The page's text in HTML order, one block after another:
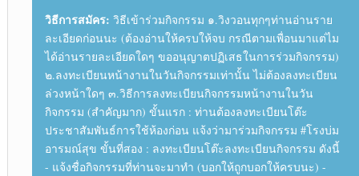
วิธีการสมัคร: วิธีเข้าร่วมกิจกรรม ๑.วิงวอนทุกๆท่านอ่านราย
ละเอียดก่อนนะ (ต้องอ่านให้ครบให้จบ กรณีตามเพื่อนมาแต่ไม
ได้อ่านรายละเอียดใดๆ ขออนุญาตปฏิเสธในการร่วมกิจกรรม)
๒.ลงทะเบียนหน้างานในวันกิจกรรมเท่านั้น ไม่ต้องลงทะเบียน
ล่วงหน้าใดๆ ๓.วิธีการลงทะเบียนกิจกรรมหน้างานในวัน
กิจกรรม (สำคัญมาก) ขั้นแรก : ท่านต้องลงทะเบียนโต๊ะ
ประชาสัมพันธ์การใช้ห้องก่อน แจ้งว่ามาร่วมกิจกรรม #โรงบ่ม
อารมณ์สุข ขั้นที่สอง : ลงทะเบียนโต๊ะลงทะเบียนกิจกรรม ดังนี้
- แจ้งชื่อกิจกรรมที่ท่านจะมาทำ (บอกให้ถูกบอกให้ครบนะ) -